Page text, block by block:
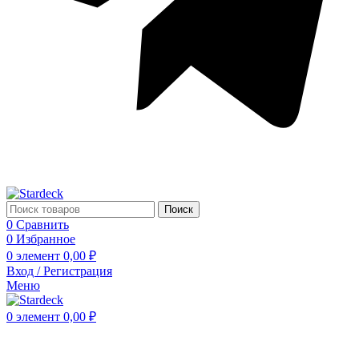
Поиск
0 Сравнить
0 Избранное
0 элемент 0,00 ₽
Вход / Регистрация
Меню
0 элемент 0,00 ₽